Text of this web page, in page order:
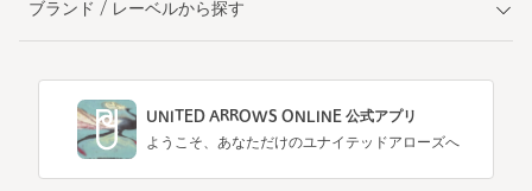
ブランド / レーベルから探す
UNITED ARROWS ONLINE 公式アプリ
ようこそ、あなただけのユナイテッドアローズへ